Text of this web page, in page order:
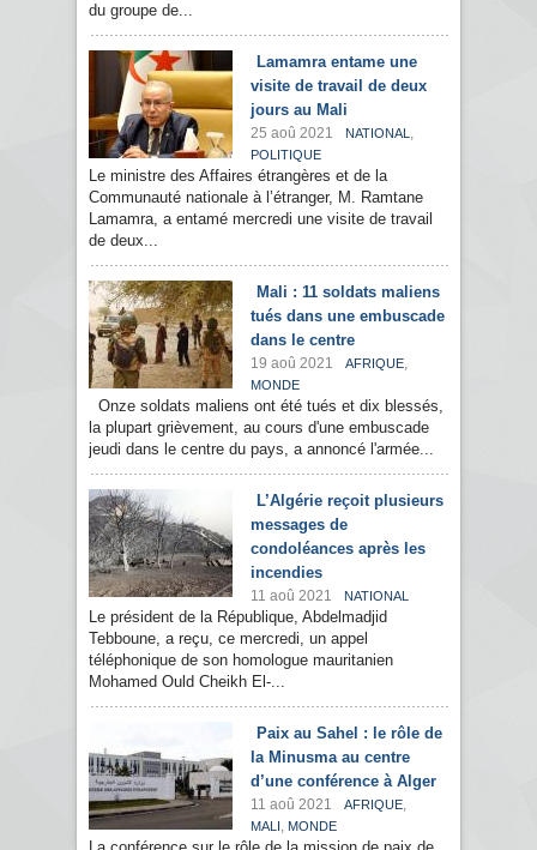
du groupe de...
Lamamra entame une
visite de travail de deux
jours au Mali
25 aoû 2021 NATIONAL ,
POLITIQUE
Le ministre des Affaires étrangères et de la
Communauté nationale à l’étranger, M. Ramtane
Lamamra, a entamé mercredi une visite de travail
de deux...
Mali : 11 soldats maliens
tués dans une embuscade
dans le centre
19 aoû 2021 AFRIQUE,
MONDE
Onze soldats maliens ont été tués et dix blessés,
la plupart grièvement, au cours d'une embuscade
jeudi dans le centre du pays, a annoncé l'armée...
L’Algérie reçoit plusieurs
messages de
condoléances après les
incendies
11 aoû 2021 NATIONAL
Le président de la République, Abdelmadjid
Tebboune, a reçu, ce mercredi, un appel
téléphonique de son homologue mauritanien
Mohamed Ould Cheikh El-...
Paix au Sahel : le rôle de
la Minusma au centre
d’une conférence à Alger
11 aoû 2021 AFRIQUE,
MALI , MONDE